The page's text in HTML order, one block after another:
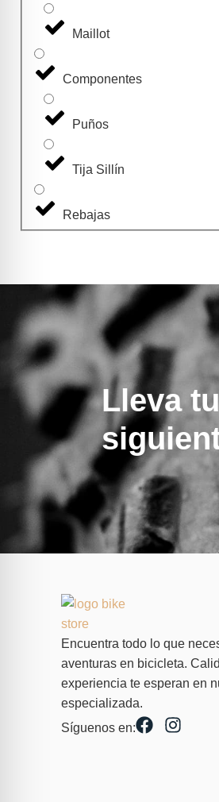
Maillot
Componentes
Puños
Tija Sillín
Rebajas
Lleva
Encuentra todo lo que
aventuras en bicicleta.
experiencia te esperan en
especializada.
Síguenos en: